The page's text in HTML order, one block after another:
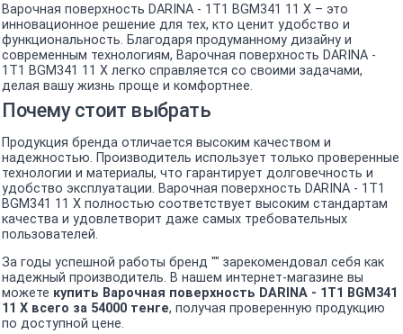
Варочная поверхность DARINA - 1T1 BGM341 11 X – это
инновационное решение для тех, кто ценит удобство и
функциональность. Благодаря продуманному дизайну и
современным технологиям, Варочная поверхность DARINA -
1T1 BGM341 11 X легко справляется со своими задачами,
делая вашу жизнь проще и комфортнее.
Почему стоит выбрать
Продукция бренда отличается высоким качеством и
надежностью. Производитель использует только проверенные
технологии и материалы, что гарантирует долговечность и
удобство эксплуатации. Варочная поверхность DARINA - 1T1
BGM341 11 X полностью соответствует высоким стандартам
качества и удовлетворит даже самых требовательных
пользователей.
За годы успешной работы бренд "" зарекомендовал себя как
надежный производитель. В нашем интернет-магазине вы
можете купить Варочная поверхность DARINA - 1T1 BGM341
11 X всего за 54000 тенге, получая проверенную продукцию
по доступной цене.